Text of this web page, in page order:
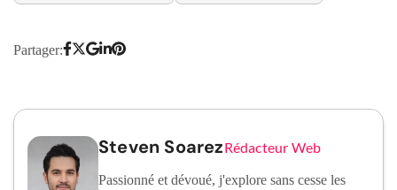
Partager:
Steven SoarezRédacteur Web
Passionné et dévoué, j'explore sans cesse les